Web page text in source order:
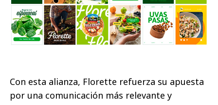
Con esta alianza, Florette refuerza su apuesta
por una comunicación más relevante y